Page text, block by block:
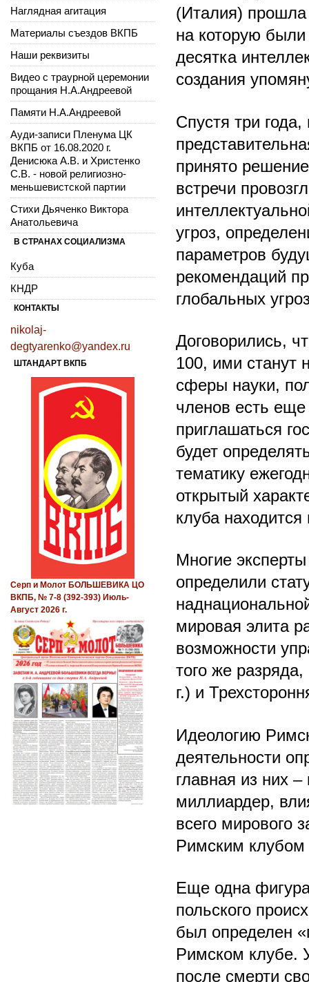
(Италия) прошла
на которую
десятка
создания
Спустя три
принято
встречи
угроз,
параметров
рекомендаций
глобальных
Договорились,
100, ими станут
сферы науки,
членов есть
приглашаться
будет
тематику
открытый
клуба
Многие
определили
мировая элита
возможности
того же
г.) и
Идеологию
деятельности
главная из них
миллиардер,
всего мирового
Римским клубом
Еще одна
польского
был определен
Римском клубе.
после смерти
Наглядная агитация
Материалы съездов ВКПБ
Наши реквизиты
Видео с траурной церемонии
прощания Н.А.Андреевой
Памяти Н.А.Андреевой
Ауди-записи Пленума ЦК
ВКПБ от 16.08.2020 г.
Денисюка А.В. и Христенко
С.В. - новой религиозно-
меньшевистской партии
Стихи Дьяченко Виктора
Анатольевича
В СТРАНАХ СОЦИАЛИЗМА
Куба
КНДР
КОНТАКТЫ
nikolaj-
degtyarenko@yandex.ru
ШТАНДАРТ ВКПБ
Серп и Молот БОЛЬШЕВИКА ЦО
ВКПБ, № 7-8 (392-393) Июль-
Август 2026 г.